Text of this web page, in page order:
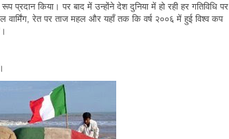
किया। पर बाद में उन्होंने देश दुनिया में हो रही हर गतिविधि पर
वार्मिंग, रेत पर ताज महल और यहाँ तक कि वर्ष २००६ में हुई विश्व कप